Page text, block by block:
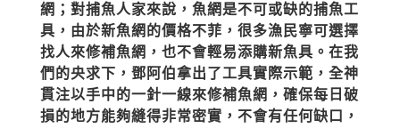
網；對捕魚人家來說，魚網是不可或缺的捕魚工
具，由於新魚網的價格不菲，很多漁民寧可選擇
找人來修補魚網，也不會輕易添購新魚具。在我
們的央求下，鄧阿伯拿出了工具實際示範，全神
貫注以手中的一針一線來修補魚網，確保每日破
損的地方能夠縫得非常密實，不會有任何缺口，